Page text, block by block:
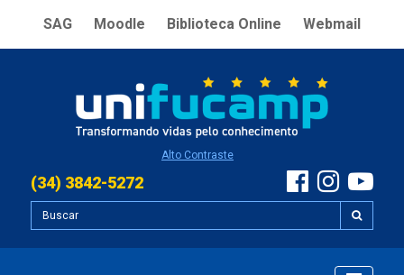
SAG Moodle Biblioteca Online Webmail
Alto Contraste
(34) 3842-5272